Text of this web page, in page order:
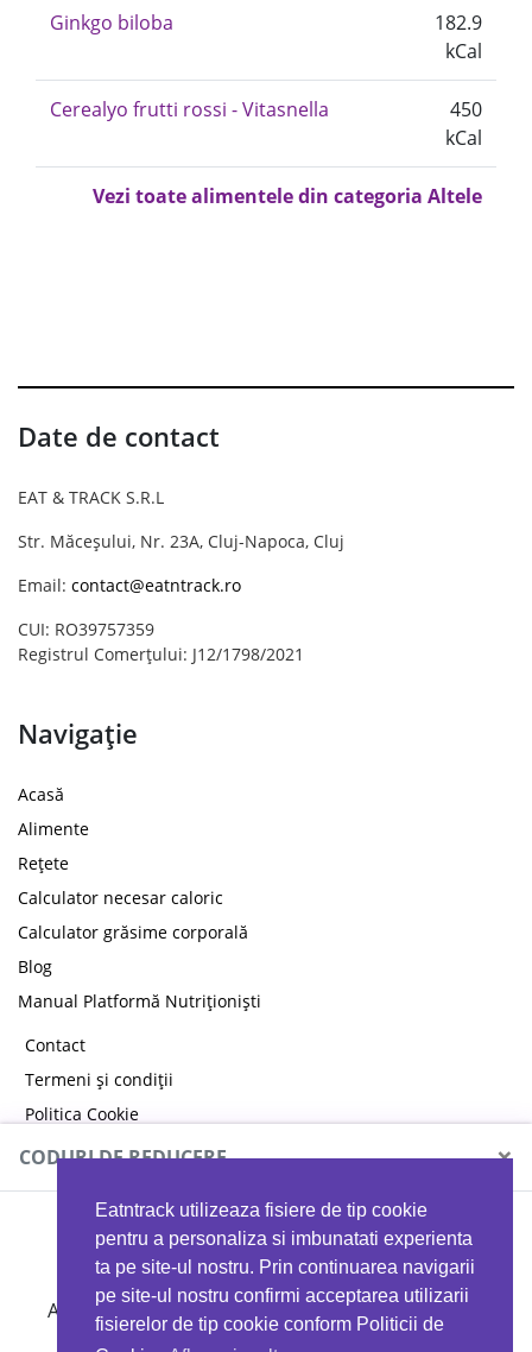
Eatntrack utilizeaza fisiere de tip cookie
pentru a personaliza si imbunatati experienta
ta pe site-ul nostru. Prin continuarea navigarii
pe site-ul nostru confirmi acceptarea utilizarii
fisierelor de tip cookie conform Politicii de
Ginkgo biloba
182.9
kCal
Cerealyo frutti rossi - Vitasnella
450
kCal
Vezi toate alimentele din categoria Altele
Date de contact
EAT & TRACK S.R.L
Str. Măceșului, Nr. 23A, Cluj-Napoca, Cluj
Email: contact@eatntrack.ro
CUI: RO39757359
Registrul Comerțului: J12/1798/2021
Navigație
Acasă
Alimente
Rețete
Calculator necesar caloric
Calculator grăsime corporală
Blog
Manual Platformă Nutriționiști
Contact
Termeni și condiții
Politica Cookie
Politica de confidențialitate
CODURI DE REDUCERE ×
MYPROTEIN
Ai 40%reducere la orice comandă folosind codul
EATTRACK